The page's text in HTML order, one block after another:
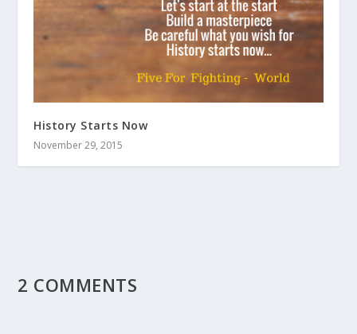
History Starts Now
November 29, 2015
2 COMMENTS